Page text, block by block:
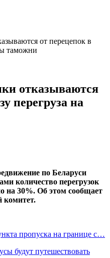
от перецепок в
таможни
отказываются
перегруза на
по Беларуси
количество перегрузок
на 30%. Об этом сообщает
комитет.
пропуска на границе с…
будут путешествовать